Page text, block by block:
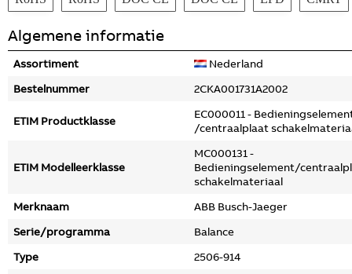
Algemene informatie
Assortiment
Nederland
Bestelnummer
2CKA001731A2002
ETIM Productklasse
EC000011 -
/centraalplaat
ETIM Modelleerklasse
MC000131 -
Bedieningselement/
schakelmateriaal
Merknaam
ABB Busch-Jaeger
Serie/programma
Balance
Type
2506-914